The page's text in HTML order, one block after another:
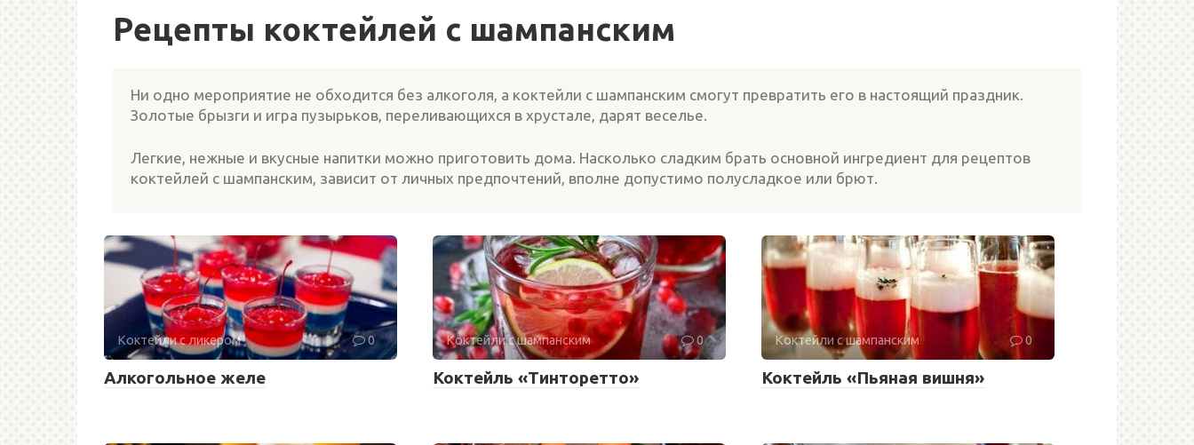
Рецепты коктейлей с шампанским
Ни одно мероприятие не обходится без алкоголя, а коктейли с шампанским смогут превратить его в настоящий праздник.
Золотые брызги и игра пузырьков, переливающихся в хрустале, дарят веселье.
Легкие, нежные и вкусные напитки можно приготовить дома. Насколько сладким брать основной ингредиент для рецептов
коктейлей с шампанским, зависит от личных предпочтений, вполне допустимо полусладкое или брют.
Коктейли с ликером 0
Алкогольное желе
Коктейли с шампанским 0
Коктейль «Тинторетто»
Коктейли с шампанским 0
Коктейль «Пьяная вишня»